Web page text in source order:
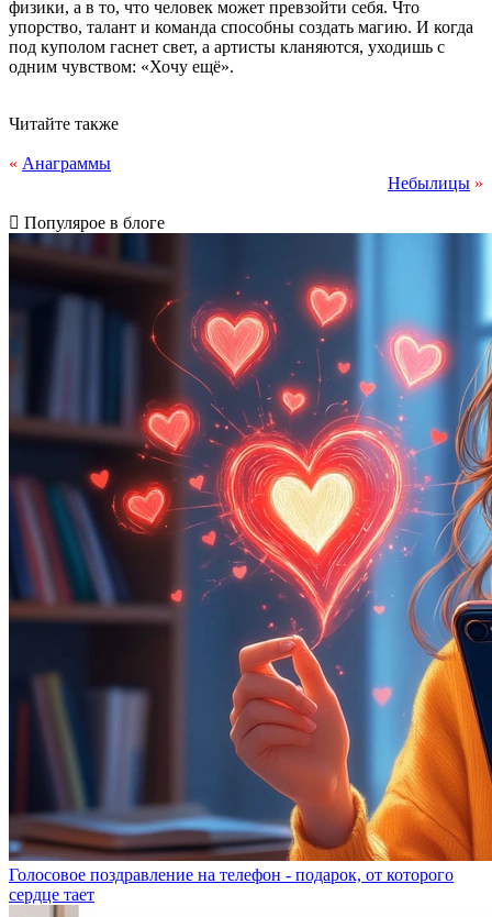
физики, а в то, что человек может превзойти себя. Что
упорство, талант и команда способны создать магию. И когда
под куполом гаснет свет, а артисты кланяются, уходишь с
одним чувством: «Хочу ещё».
Читайте также
« Анаграммы
Небылицы »
Популярое в блоге
Голосовое поздравление на телефон - подарок, от которого
сердце тает